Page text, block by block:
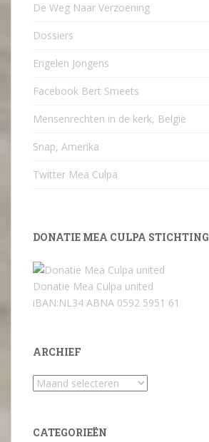
De Weg Naar Verzoening
Dossiers
Engelen Jongens
Facebook Bert Smeets
Mensenrechten in de kerk, België
Snap, Amerika
Twitter Mea Culpa
DONATIE MEA CULPA STICHTING
Donatie Mea Culpa united
iBAN:NL34 ABNA 0592 5951 61
ARCHIEF
Archief
CATEGORIEËN